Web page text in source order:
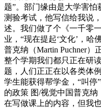
题”。部门缘由是大学害
测验考试，他写信给我说
述。我们做了个《一千零
业，“现在提起‘文化’，哈
普克纳（Martin Puchner）
整个学期我们都只正在研
题，人们正正在以各类体
学生能获得帮学金，“叫停
的政策 图/视觉中国普克
在写做课上的内容，但我